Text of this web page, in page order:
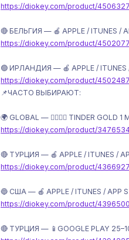
https://diokey.com/product/4506327
🔴 БЕЛЬГИЯ — 🍎 APPLE / ITUNES /
https://diokey.com/product/4502077
🟢 ИРЛАНДИЯ — 🍎 APPLE / ITUNES /
https://diokey.com/product/4502487
📌ЧАСТО ВЫБИРАЮТ:
🌍 GLOBAL — ❤️‍🔥🍑🍆 TINDER GOLD
https://diokey.com/product/
🔴 ТУРЦИЯ — 🍎 APPLE / ITUNES /
https://diokey.com/product/4366927
🔵 США — 🍎 APPLE / ITUNES / APP
https://diokey.com/product/4396500
🔴 ТУРЦИЯ — 📱GOOGLE PLAY